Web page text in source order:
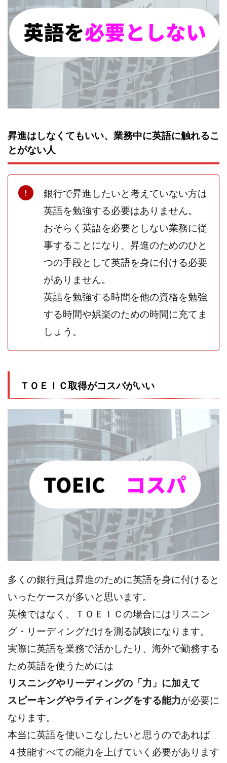
昇進はしなくてもいい、業務中に英語に触れるこ
とがない人
銀行で昇進したいと考えていない方は
英語を勉強する必要はありません。
おそらく英語を必要としない業務に従
事することになり、昇進のためのひと
つの手段として英語を身に付ける必要
がありません。
英語を勉強する時間を他の資格を勉強
する時間や娯楽のための時間に充てま
しょう。
ＴＯＥＩＣ取得がコスパがいい
多くの銀行員は昇進のために英語を身に付けると
いったケースが多いと思います。
英検ではなく、ＴＯＥＩＣの場合にはリスニン
グ・リーディングだけを測る試験になります。
実際に英語を業務で活かしたり、海外で勤務する
ため英語を使うためには
リスニングやリーディングの「力」に加えて
スピーキングやライティングをする能力が必要に
なります。
本当に英語を使いこなしたいと思うのであれば
４技能すべての能力を上げていく必要があります